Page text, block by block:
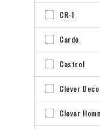
CR-1
Cardo
Castrol
Clever
Clever